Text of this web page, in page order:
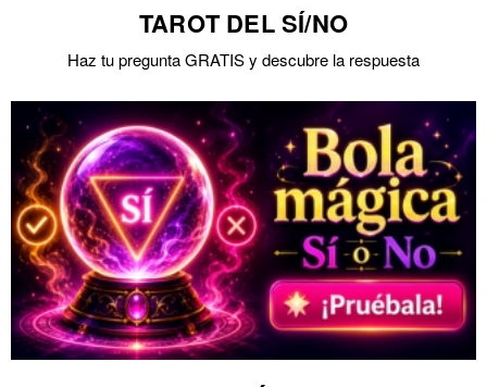
TAROT DEL SÍ/NO
Haz tu pregunta GRATIS y descubre la respuesta